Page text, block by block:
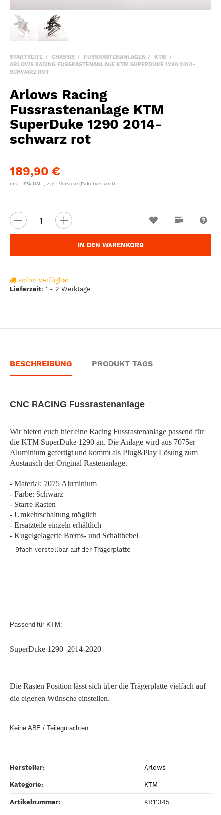
STARTSEITE CHASSIS FUSSRASTENANLAGEN
KTM
ARLOWS RACING FUSSRASTENANLAGE KTM SUPERDUKE 1290 2014-
SCHWARZ ROT
Arlows Racing
Fussrastenanlage KTM
SuperDuke 1290 2014-
schwarz rot
189,90 €
inkl. 19% USt. , zzgl. Versand (Paketversand)
IN DEN WARENKORB
sofort verfügbar
Lieferzeit: 1 - 2 Werktage
Wunschzettel
BESCHREIBUNG PRODUKT TAGS
CNC RACING Fussrastenanlage
Wir bieten euch hier eine Racing Fussrastenanlage passend für
die KTM SuperDuke 1290 an. Die Anlage wird aus 7075er
Aluminium gefertigt und kommt als Plug&Play Lösung zum
Austausch der Original Rastenanlage.
- Material: 7075 Aluminium
- Farbe: Schwarz
- Starre Rasten
- Umkehrschaltung möglich
- Ersatzteile einzeln erhältlich
- Kugelgelagerte Brems- und Schalthebel
- 9fach verstellbar auf der Trägerplatte
Passend für KTM:
SuperDuke 1290 2014-2020
Die Rasten Position lässt sich über die Trägerplatte vielfach auf
die eigenen Wünsche einstellen.
Keine ABE / Teilegutachten
Hersteller: Arlows
Kategorie: KTM
Artikelnummer: AR11345